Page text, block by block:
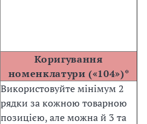
Коригування
номенклатури («104»)*
Використовуйте мінімум 2
рядки за кожною товарною
позицією, але можна й 3 та